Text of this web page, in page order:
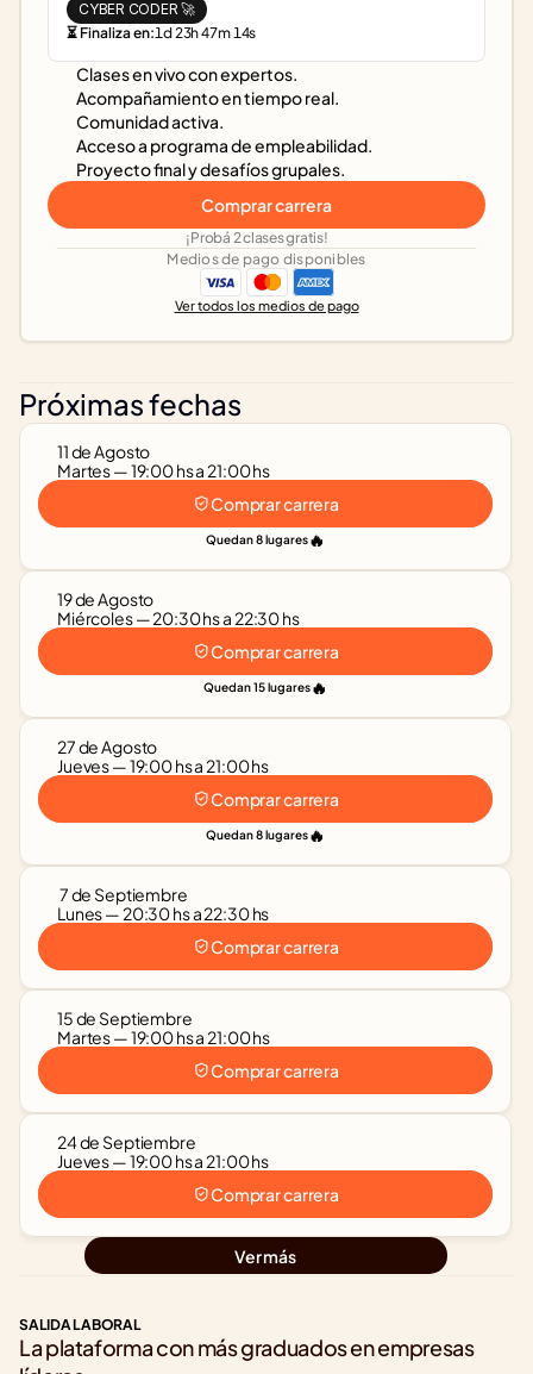
Clases en vivo con expertos.
Acompañamiento en tiempo real.
Comunidad activa.
Acceso a programa de empleabilidad.
Proyecto final y desafíos grupales.
Comprar carrera
CYBER CODER 🚀
⏳ Finaliza en:1d23h47m14s
¡Probá 2 clases gratis!
Medios de pago disponibles
Ver todos los medios de pago
Próximas fechas
11 de Agosto
Martes — 19:00 hs a 21:00 hs
Quedan 8 lugares🔥
Comprar carrera
19 de Agosto
Miércoles — 20:30 hs a 22:30 hs
Quedan 15 lugares🔥
Comprar carrera
27 de Agosto
Jueves — 19:00 hs a 21:00 hs
Quedan 8 lugares🔥
Comprar carrera
7 de Septiembre
Lunes — 20:30 hs a 22:30 hs
Comprar carrera
15 de Septiembre
Martes — 19:00 hs a 21:00 hs
Comprar carrera
24 de Septiembre
Jueves — 19:00 hs a 21:00 hs
Comprar carrera
Ver más
SALIDA LABORAL
La plataforma con más graduados en empresas